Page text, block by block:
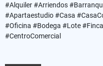
#Alquiler #Arriendos
#Apartaestudio #Casa
#Oficina #Bodega #Lote
#CentroComercial